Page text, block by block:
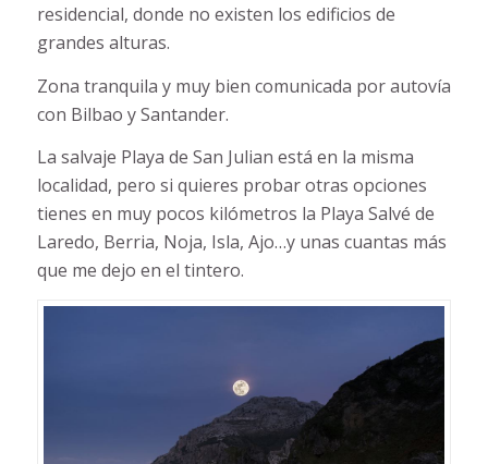
residencial, donde no existen los edificios de
grandes alturas.
Zona tranquila y muy bien comunicada por autovía
con Bilbao y Santander.
La salvaje Playa de San Julian está en la misma
localidad, pero si quieres probar otras opciones
tienes en muy pocos kilómetros la Playa Salvé de
Laredo, Berria, Noja, Isla, Ajo…y unas cuantas más
que me dejo en el tintero.